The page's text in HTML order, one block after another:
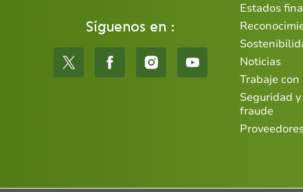
Síguenos en :
Estados
Noticias
Trabaje
Seguridad
fraude